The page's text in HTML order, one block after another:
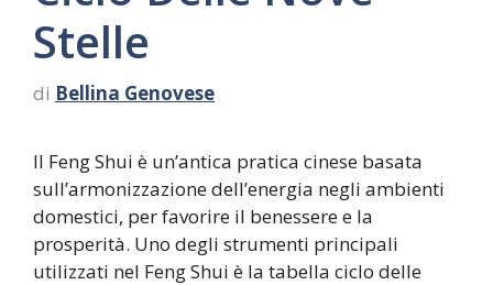
Stelle
di Bellina Genovese
Il Feng Shui è un’antica pratica cinese basata
sull’armonizzazione dell’energia negli ambienti
domestici, per favorire il benessere e la
prosperità. Uno degli strumenti principali
utilizzati nel Feng Shui è la tabella ciclo delle